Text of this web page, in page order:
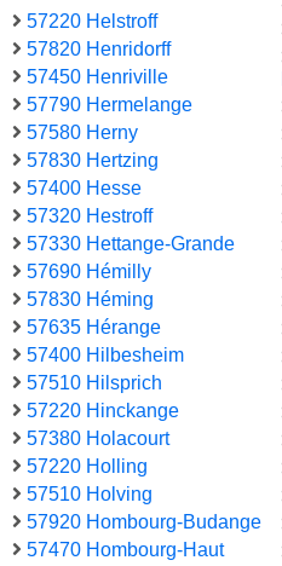
57220 Helstroff
57820 Henridorff
57450 Henriville
57790 Hermelange
57580 Herny
57830 Hertzing
57400 Hesse
57320 Hestroff
57330 Hettange-Grande
57690 Hémilly
57830 Héming
57635 Hérange
57400 Hilbesheim
57510 Hilsprich
57220 Hinckange
57380 Holacourt
57220 Holling
57510 Holving
57920 Hombourg-Budange
57470 Hombourg-Haut